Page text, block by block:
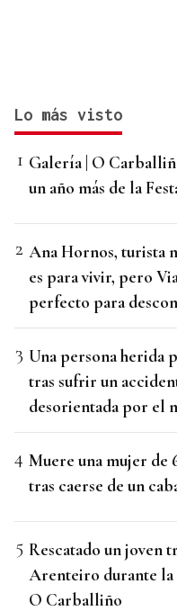
Lo más visto
Galería | O
un año más de la
Ana Hornos, turista
es para vivir, pero
perfecto para
Una persona herida
tras sufrir un
desorientada por el
Muere una mujer de
tras caerse de un
Rescatado un joven
Arenteiro durante la
O Carballiño